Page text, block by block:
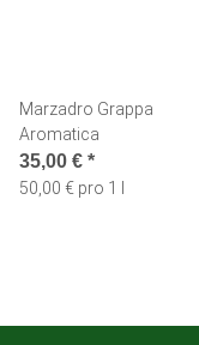
Marzadro Grappa
Aromatica
35,00 € *
50,00 € pro 1 l